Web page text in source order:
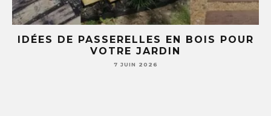
5 IDÉES DIY AVEC DES TASSES ET
SOUCOUPES (TU NE REGARDERAS PLUS
JAMAIS TA VAISSELLE PAREIL )